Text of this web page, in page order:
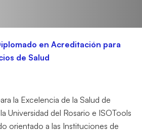
en Acreditación para
de Salud
la Excelencia de la Salud de
Universidad del Rosario e ISOTools
orientado a las Instituciones de